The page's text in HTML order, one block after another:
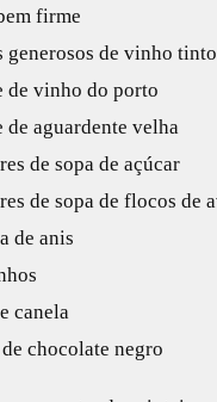
firme
generosos de vinho tinto
de vinho do porto
de aguardente velha
de sopa de açúcar
de sopa de flocos de
de anis
canela
de chocolate negro